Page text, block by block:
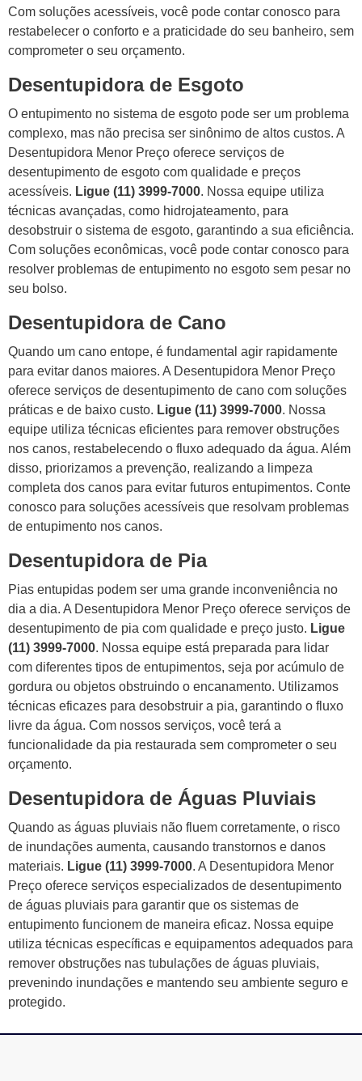
Com soluções acessíveis, você pode contar conosco para
restabelecer o conforto e a praticidade do seu banheiro, sem
comprometer o seu orçamento.
Desentupidora de Esgoto
O entupimento no sistema de esgoto pode ser um problema
complexo, mas não precisa ser sinônimo de altos custos. A
Desentupidora Menor Preço oferece serviços de
desentupimento de esgoto com qualidade e preços
acessíveis. Ligue (11) 3999-7000. Nossa equipe utiliza
técnicas avançadas, como hidrojateamento, para
desobstruir o sistema de esgoto, garantindo a sua eficiência.
Com soluções econômicas, você pode contar conosco para
resolver problemas de entupimento no esgoto sem pesar no
seu bolso.
Desentupidora de Cano
Quando um cano entope, é fundamental agir rapidamente
para evitar danos maiores. A Desentupidora Menor Preço
oferece serviços de desentupimento de cano com soluções
práticas e de baixo custo. Ligue (11) 3999-7000. Nossa
equipe utiliza técnicas eficientes para remover obstruções
nos canos, restabelecendo o fluxo adequado da água. Além
disso, priorizamos a prevenção, realizando a limpeza
completa dos canos para evitar futuros entupimentos. Conte
conosco para soluções acessíveis que resolvam problemas
de entupimento nos canos.
Desentupidora de Pia
Pias entupidas podem ser uma grande inconveniência no
dia a dia. A Desentupidora Menor Preço oferece serviços de
desentupimento de pia com qualidade e preço justo. Ligue
(11) 3999-7000. Nossa equipe está preparada para lidar
com diferentes tipos de entupimentos, seja por acúmulo de
gordura ou objetos obstruindo o encanamento. Utilizamos
técnicas eficazes para desobstruir a pia, garantindo o fluxo
livre da água. Com nossos serviços, você terá a
funcionalidade da pia restaurada sem comprometer o seu
orçamento.
Desentupidora de Águas Pluviais
Quando as águas pluviais não fluem corretamente, o risco
de inundações aumenta, causando transtornos e danos
materiais. Ligue (11) 3999-7000. A Desentupidora Menor
Preço oferece serviços especializados de desentupimento
de águas pluviais para garantir que os sistemas de
entupimento funcionem de maneira eficaz. Nossa equipe
utiliza técnicas específicas e equipamentos adequados para
remover obstruções nas tubulações de águas pluviais,
prevenindo inundações e mantendo seu ambiente seguro e
protegido.